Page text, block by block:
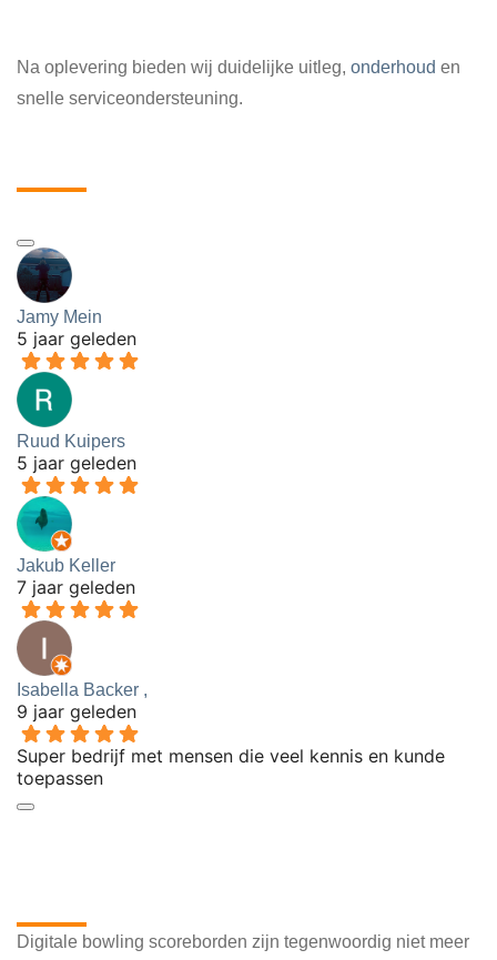
Na oplevering bieden wij duidelijke uitleg, onderhoud en
snelle serviceondersteuning.
Jamy Mein
5 jaar geleden
Ruud Kuipers
5 jaar geleden
Jakub Keller
7 jaar geleden
Isabella Backer ,
9 jaar geleden
Super bedrijf met mensen die veel kennis en kunde
toepassen
Digitale bowling scoreborden zijn tegenwoordig niet meer